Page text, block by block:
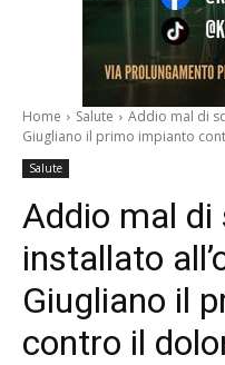
Home Salute
Addio mal di
Giugliano il primo impianto
Salute
Addio mal di
installato
Giugliano il
contro il